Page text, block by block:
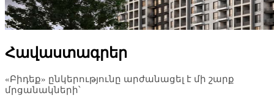
Հավաստագրեր
«Բիդեք» ընկերությունը արժանացել է մի շարք
մրցանակների՝